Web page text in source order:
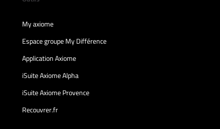
My axiome
Espace groupe My Différence
Application Axiome
iSuite Axiome Alpha
iSuite Axiome Provence
Recouvrer.fr